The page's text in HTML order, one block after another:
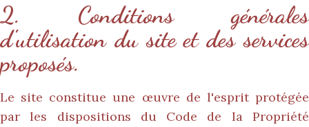
2. Conditions générales
d'utilisation du site et des services
proposés.
Le site constitue une œuvre de l'esprit protégée
par les dispositions du Code de la Propriété